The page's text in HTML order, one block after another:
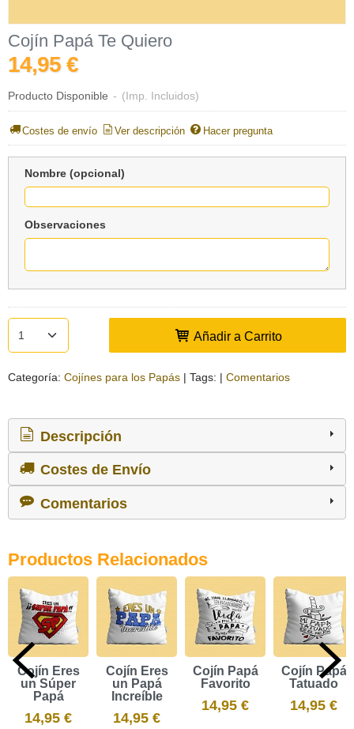
Cojín Papá Te Quiero
14,95 €
Producto Disponible - (Imp. Incluidos)
Costes de envío Ver descripción Hacer pregunta
Nombre (opcional)
Observaciones
Añadir a Carrito
Categoría: Cojínes para los Papás | Tags: | Comentarios
Descripción
Costes de Envío
Comentarios
Productos Relacionados
Cojín Eres
un Súper
Papá
14,95 €
Cojín Eres
un Papá
Increíble
14,95 €
Cojín Papá
Favorito
14,95 €
Cojín Papá
Tatuado
14,95 €